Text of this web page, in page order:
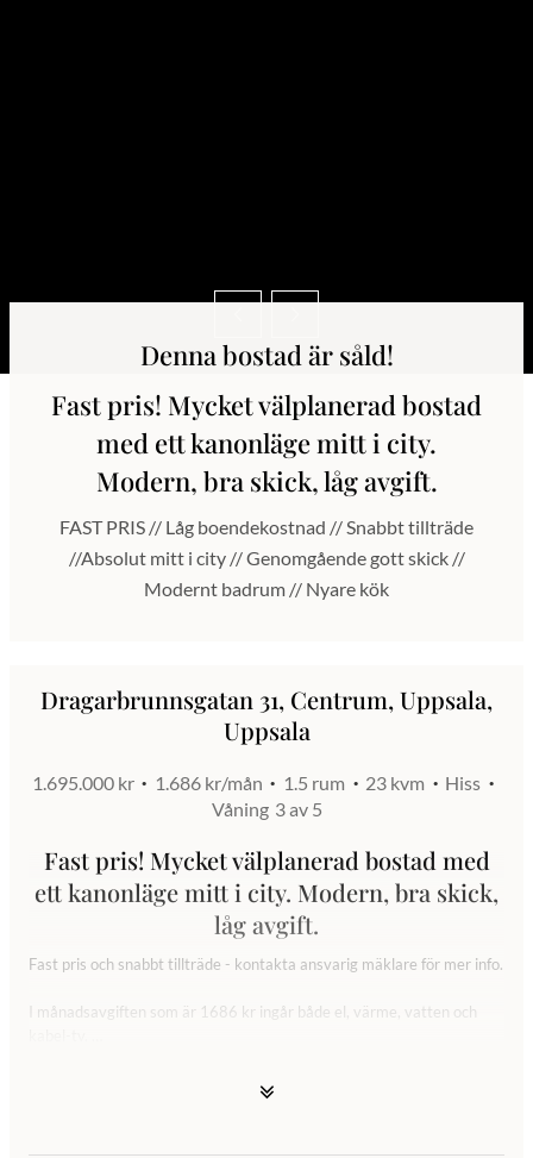
Denna bostad är såld!
Fast pris! Mycket välplanerad bostad
med ett kanonläge mitt i city.
Modern, bra skick, låg avgift.
FAST PRIS // Låg boendekostnad // Snabbt tillträde
//Absolut mitt i city // Genomgående gott skick //
Modernt badrum // Nyare kök
Dragarbrunnsgatan 31, Centrum, Uppsala,
Uppsala
1.695.000 kr 1.686 kr/mån 1.5 rum 23 kvm
Hiss
Våning 3 av 5
Fast pris! Mycket välplanerad bostad med
ett kanonläge mitt i city. Modern, bra skick,
låg avgift.
Fast pris och snabbt tillträde - kontakta ansvarig mäklare för mer info.
I månadsavgiften som är 1686 kr ingår både el, värme, vatten och
Välkommen till denna fantastiska bostad mitt i hjärtat av Uppsala!
praktisk sovalkov med TV.